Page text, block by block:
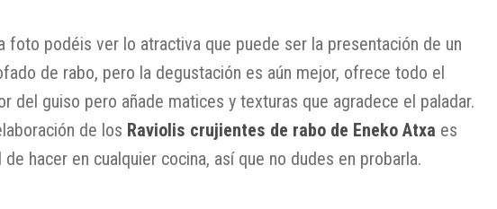
foto podéis ver lo atractiva que puede ser la presentación de un
de rabo, pero la degustación es aún mejor, ofrece todo el
del guiso pero añade matices y texturas que agradece el paladar.
de los Raviolis crujientes de rabo de Eneko Atxa es
de hacer en cualquier cocina, así que no dudes en probarla.